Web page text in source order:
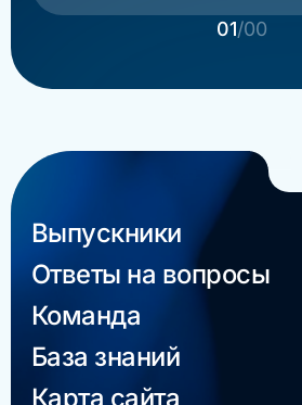
01/00
Выпускники
Ответы на вопросы
Команда
База знаний
Карта сайта